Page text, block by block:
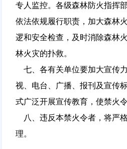
专人监控。各级森林防火指挥
依法依规履行职责，加大森林
逻和安全检查，及时消除森林
林火灾的扑救。
七、各有关单位要加大宣传
视、电台、广播、报刊及宣传
式广泛开展宣传教育，使禁火令
八、违反本禁火令者，将严
理。